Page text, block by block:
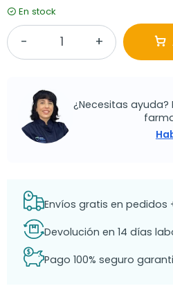
En stock
¿Necesitas
Envíos gratis en pedidos
Devolución en 14 días
Pago 100% seguro